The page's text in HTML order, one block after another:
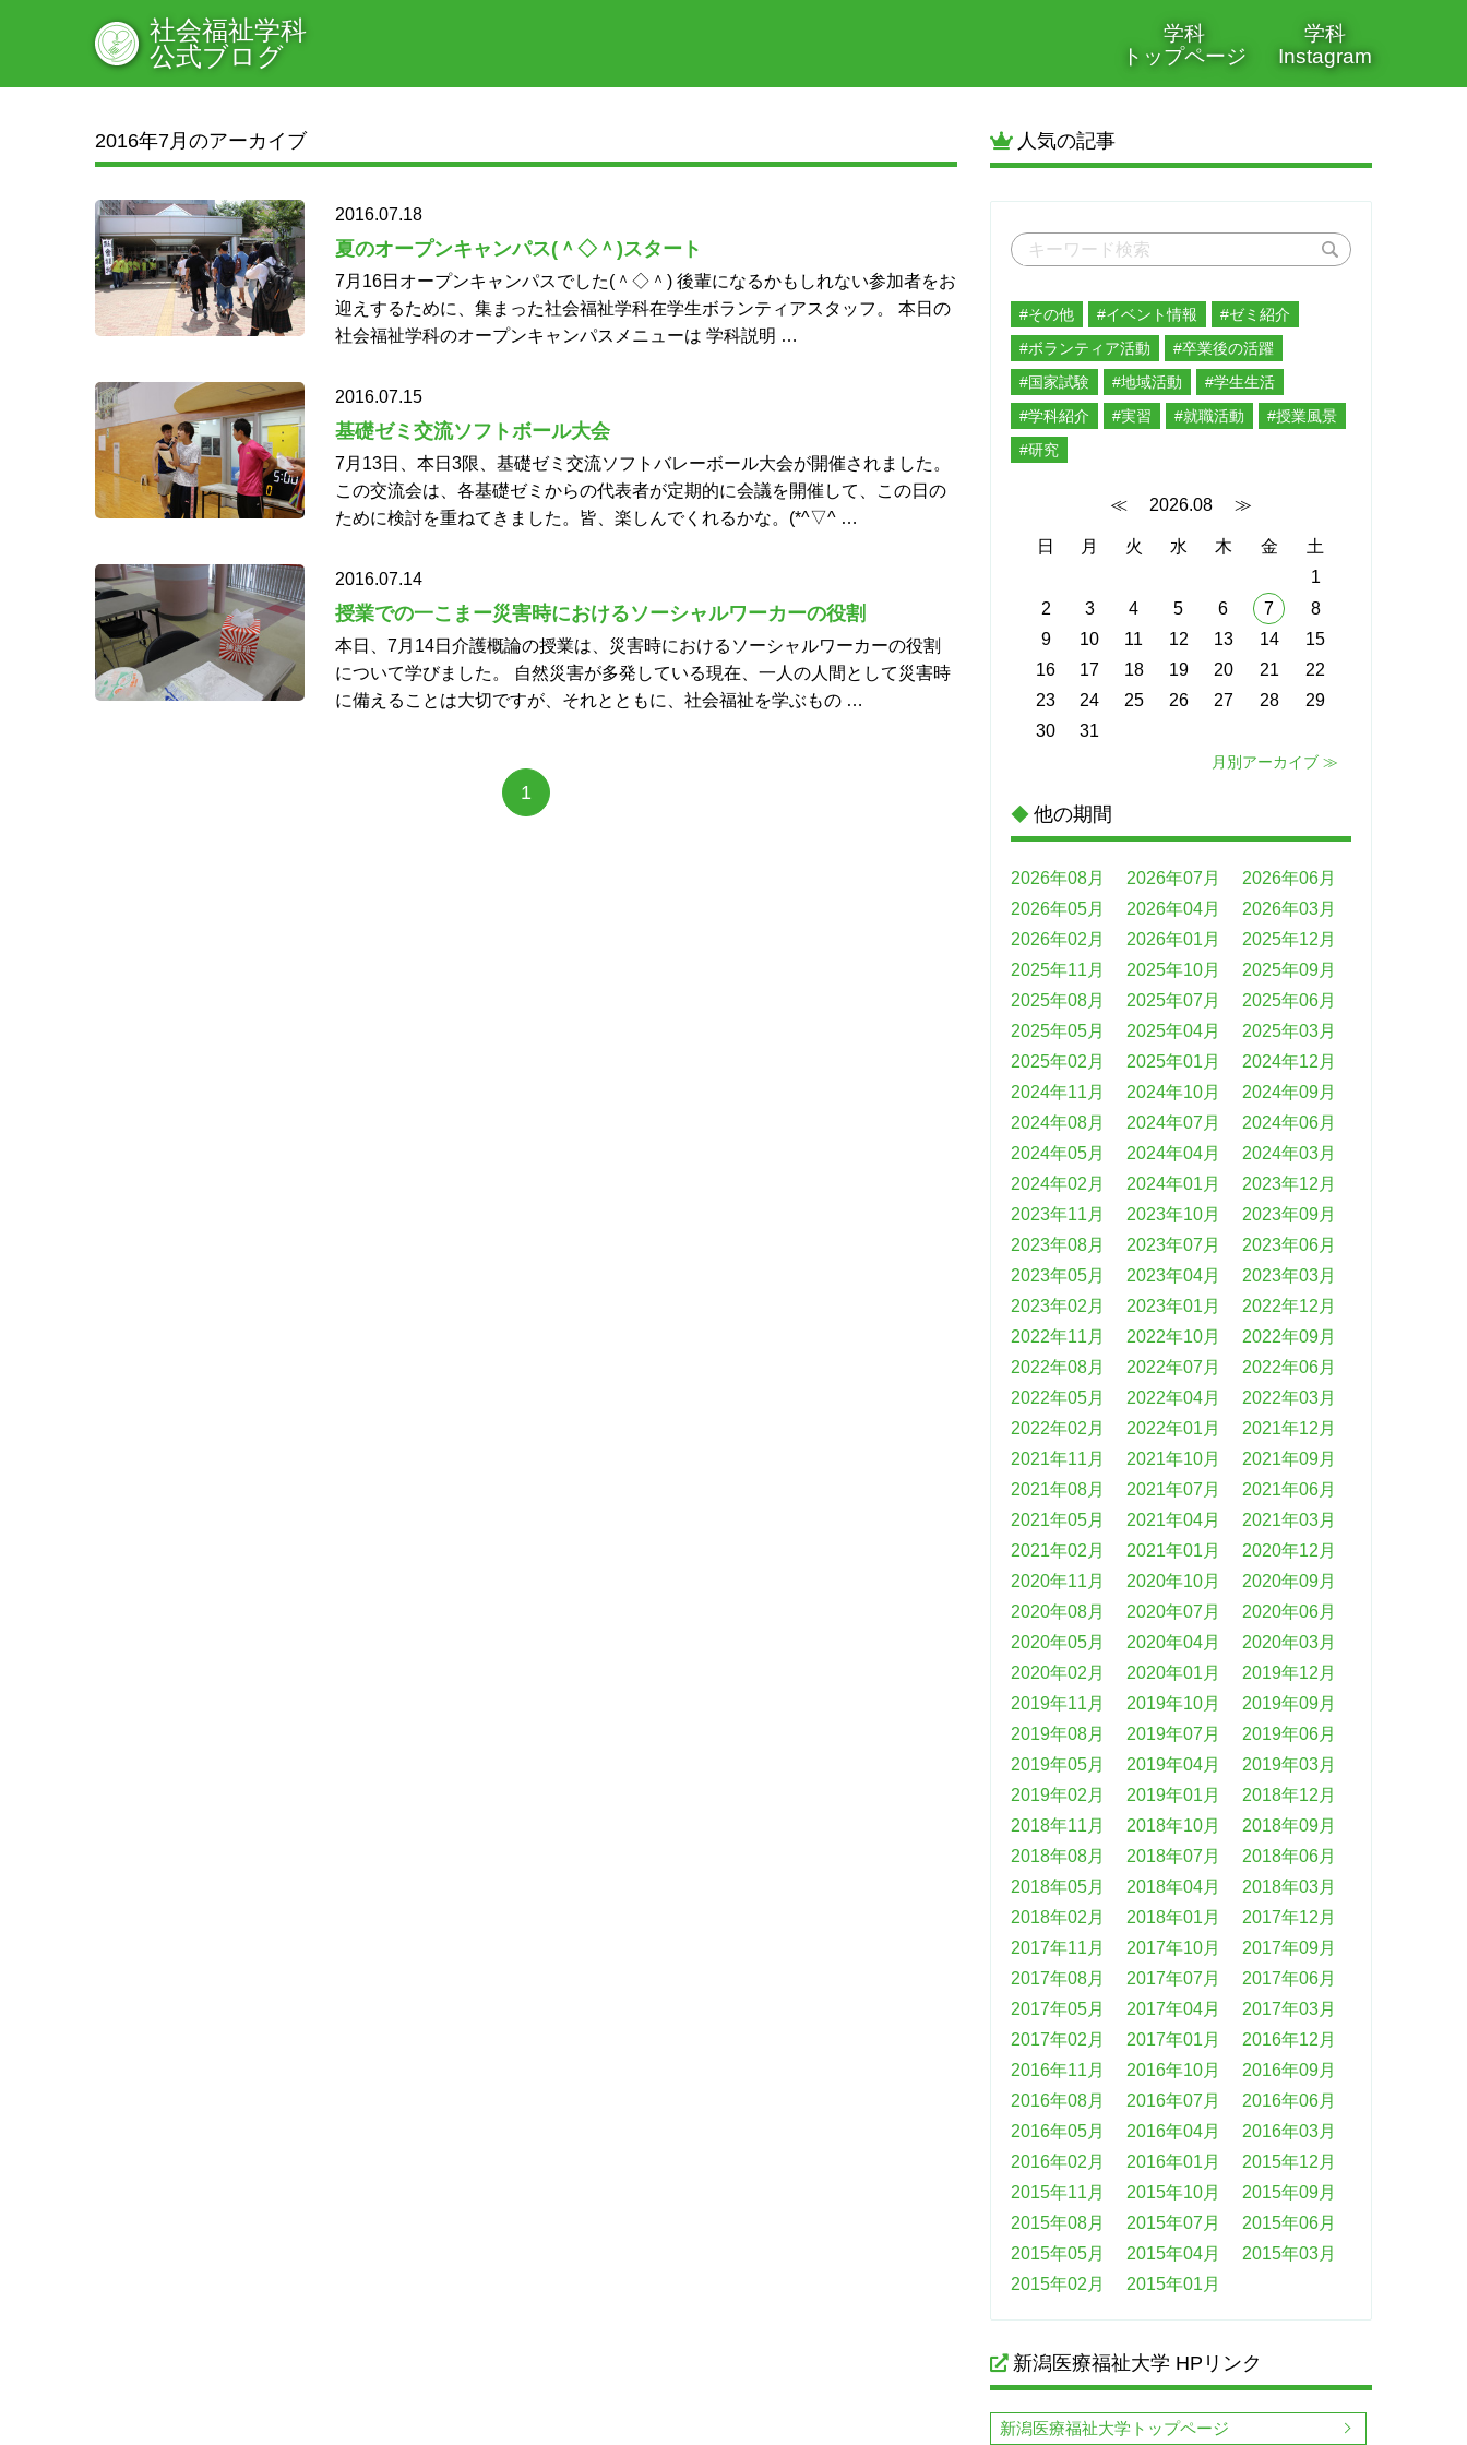
学科
トップページ
学科
Instagram
社会福祉学科
公式ブログ
2016年7月のアーカイブ
2016.07.18
夏のオープンキャンパス(＾◇＾)スタート
7月16日オープンキャンパスでした(＾◇＾) 後輩になるかもしれない参加者をお
迎えするために、集まった社会福祉学科在学生ボランティアスタッフ。 本日の
社会福祉学科のオープンキャンパスメニューは 学科説明 …
2016.07.15
基礎ゼミ交流ソフトボール大会
7月13日、本日3限、基礎ゼミ交流ソフトバレーボール大会が開催されました。
この交流会は、各基礎ゼミからの代表者が定期的に会議を開催して、この日の
ために検討を重ねてきました。皆、楽しんでくれるかな。(*^▽^ …
2016.07.14
授業での一こまー災害時におけるソーシャルワーカーの役割
本日、7月14日介護概論の授業は、災害時におけるソーシャルワーカーの役割
について学びました。 自然災害が多発している現在、一人の人間として災害時
に備えることは大切ですが、それとともに、社会福祉を学ぶもの …
1
人気の記事
#その他 #イベント情報
#ゼミ紹介
#ボランティア活動
#卒業後の活躍
#国家試験
#地域活動
#学生生活
#学科紹介
#実習 #就職活動
#授業風景
#研究
≪ 2026.08 ≫
日 月 火 水 木 金
土
1
2
3 4 5 6 7
8
9
10 11 12 13 14
15
16
17 18 19 20 21
22
23
24 25 26 27 28
29
30
31
月別アーカイブ ≫
◆ 他の期間
2026年08月 2026年07月
2026年06月
2026年05月
2026年04月
2026年03月
2026年02月
2026年01月
2025年12月
2025年11月
2025年10月
2025年09月
2025年08月
2025年07月
2025年06月
2025年05月
2025年04月
2025年03月
2025年02月
2025年01月
2024年12月
2024年11月
2024年10月
2024年09月
2024年08月
2024年07月
2024年06月
2024年05月
2024年04月
2024年03月
2024年02月
2024年01月
2023年12月
2023年11月
2023年10月
2023年09月
2023年08月
2023年07月
2023年06月
2023年05月
2023年04月
2023年03月
2023年02月
2023年01月
2022年12月
2022年11月
2022年10月
2022年09月
2022年08月
2022年07月
2022年06月
2022年05月
2022年04月
2022年03月
2022年02月
2022年01月
2021年12月
2021年11月
2021年10月
2021年09月
2021年08月
2021年07月
2021年06月
2021年05月
2021年04月
2021年03月
2021年02月
2021年01月
2020年12月
2020年11月
2020年10月
2020年09月
2020年08月
2020年07月
2020年06月
2020年05月
2020年04月
2020年03月
2020年02月
2020年01月
2019年12月
2019年11月
2019年10月
2019年09月
2019年08月
2019年07月
2019年06月
2019年05月
2019年04月
2019年03月
2019年02月
2019年01月
2018年12月
2018年11月
2018年10月
2018年09月
2018年08月
2018年07月
2018年06月
2018年05月
2018年04月
2018年03月
2018年02月
2018年01月
2017年12月
2017年11月
2017年10月
2017年09月
2017年08月
2017年07月
2017年06月
2017年05月
2017年04月
2017年03月
2017年02月
2017年01月
2016年12月
2016年11月
2016年10月
2016年09月
2016年08月
2016年07月
2016年06月
2016年05月
2016年04月
2016年03月
2016年02月
2016年01月
2015年12月
2015年11月
2015年10月
2015年09月
2015年08月
2015年07月
2015年06月
2015年05月
2015年04月
2015年03月
2015年02月
2015年01月
新潟医療福祉大学 HPリンク
新潟医療福祉大学トップページ